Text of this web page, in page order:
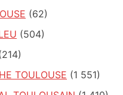
(62)
(504)
TOULOUSE (1 551)